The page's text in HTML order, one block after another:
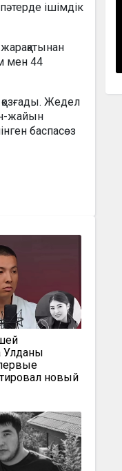
ішімдік
мен 44
Жедел
жайын
баспасөз
новый